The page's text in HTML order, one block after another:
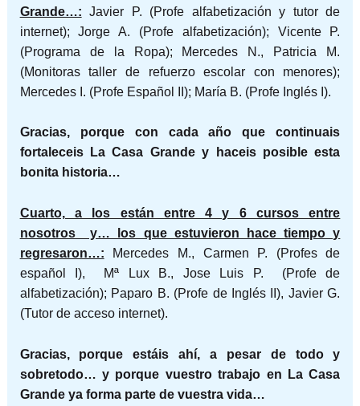
Grande…: Javier P. (Profe alfabetización y tutor de
internet); Jorge A. (Profe alfabetización); Vicente P.
(Programa de la Ropa); Mercedes N., Patricia M.
(Monitoras taller de refuerzo escolar con menores);
Mercedes I. (Profe Español II); María B. (Profe Inglés I).
Gracias, porque con cada año que continuais
fortaleceis La Casa Grande y haceis posible esta
bonita historia…
Cuarto, a los están entre 4 y 6 cursos entre
nosotros y… los que estuvieron hace tiempo y
regresaron…: Mercedes M., Carmen P. (Profes de
español I), Mª Lux B., Jose Luis P. (Profe de
alfabetización); Paparo B. (Profe de Inglés II), Javier G.
(Tutor de acceso internet).
Gracias, porque estáis ahí, a pesar de todo y
sobretodo… y porque vuestro trabajo en La Casa
Grande ya forma parte de vuestra vida…